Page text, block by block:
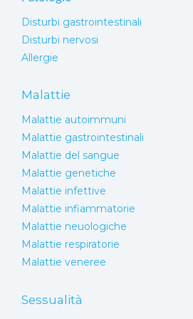
Disturbi gastrointestinali
Disturbi nervosi
Allergie
Malattie
Malattie autoimmuni
Malattie gastrointestinali
Malattie del sangue
Malattie genetiche
Malattie infettive
Malattie infiammatorie
Malattie neuologiche
Malattie respiratorie
Malattie veneree
Sessualità